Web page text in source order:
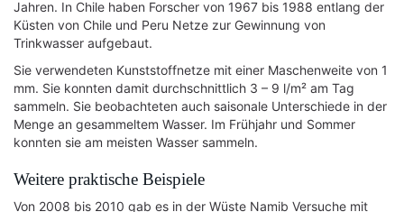
Jahren. In Chile haben Forscher von 1967 bis 1988 entlang der
Küsten von Chile und Peru Netze zur Gewinnung von
Trinkwasser aufgebaut.
Sie verwendeten Kunststoffnetze mit einer Maschenweite von 1
mm. Sie konnten damit durchschnittlich 3 – 9 l/m² am Tag
sammeln. Sie beobachteten auch saisonale Unterschiede in der
Menge an gesammeltem Wasser. Im Frühjahr und Sommer
konnten sie am meisten Wasser sammeln.
Weitere praktische Beispiele
Von 2008 bis 2010 gab es in der Wüste Namib Versuche mit